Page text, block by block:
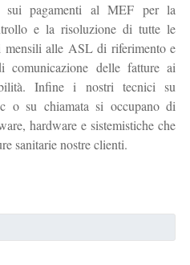
sui pagamenti al MEF per la
e la risoluzione di tutte le
mensili alle ASL di riferimento e
comunicazione delle fatture ai
Infine i nostri tecnici su
o su chiamata si occupano di
hardware e sistemistiche che
sanitarie nostre clienti.